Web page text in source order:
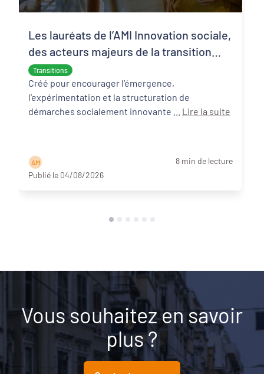
Transitions
Les lauréats de l’AMI Innovation sociale,
des acteurs majeurs de la transition
écologique et sociale
Créé pour encourager l’émergence,
l’expérimentation et la structuration de
Lire la suite
A M
8 min de lecture
Publié le 04/08/2026
Vous souhaitez en savoir
plus ?